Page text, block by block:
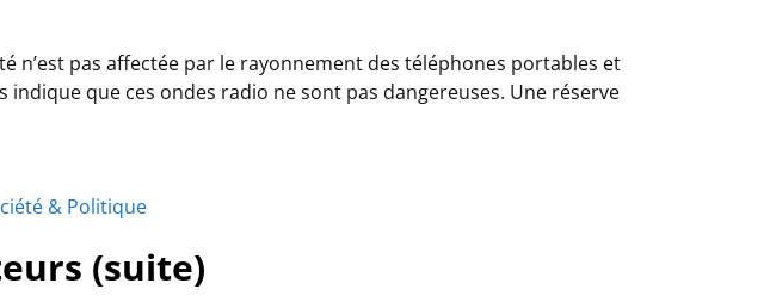
n’est pas affectée par le rayonnement des téléphones portables et
indique que ces ondes radio ne sont pas dangereuses. Une réserve
& Politique
(suite)